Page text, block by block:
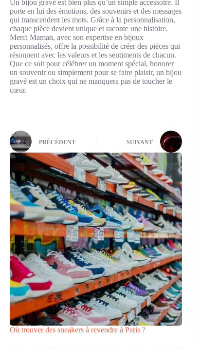
Un bijou gravé est bien plus qu’un simple accessoire. Il
porte en lui des émotions, des souvenirs et des messages
qui transcendent les mots. Grâce à la personnalisation,
chaque pièce devient unique et raconte une histoire.
Merci Maman, avec son expertise en bijoux
personnalisés, offre la possibilité de créer des pièces qui
résonnent avec les valeurs et les sentiments de chacun.
Que ce soit pour célébrer un moment spécial, honorer
un souvenir ou simplement pour se faire plaisir, un bijou
gravé est un choix qui ne manquera pas de toucher le
cœur.
PRÉCÉDENT SUIVANT
Où trouver des sneakers à revendre à Paris ?